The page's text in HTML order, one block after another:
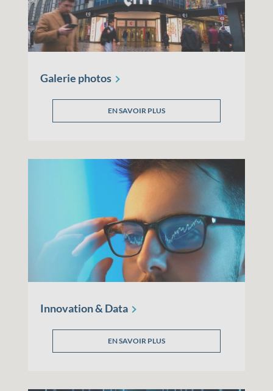
Galerie photos
EN SAVOIR PLUS
Innovation & Data
EN SAVOIR PLUS